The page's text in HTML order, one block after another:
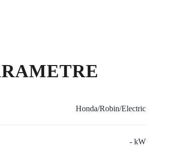
Honda/Robin/Electric
- kW